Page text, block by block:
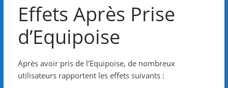
Effets Après Prise
d’Equipoise
Après avoir pris de l’Equipoise, de nombreux
utilisateurs rapportent les effets suivants :